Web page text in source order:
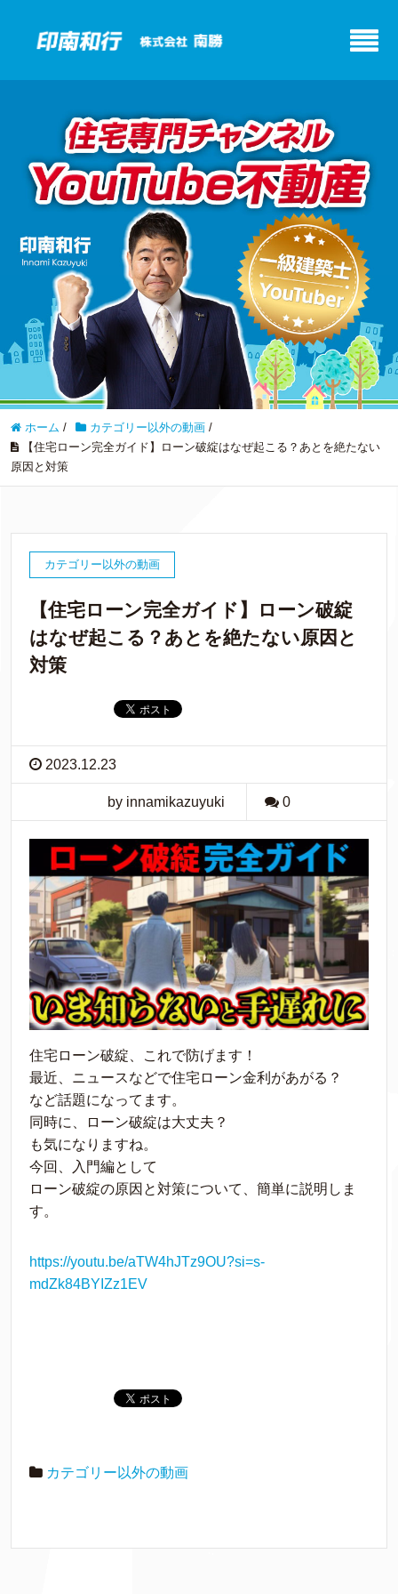
ホーム / カテゴリー以外の動画 /
【住宅ローン完全ガイド】ローン破綻はなぜ起こる？あとを絶たない
原因と対策
カテゴリー以外の動画
【住宅ローン完全ガイド】ローン破綻
はなぜ起こる？あとを絶たない原因と
対策
2023.12.23
by innamikazuyuki 0
住宅ローン破綻、これで防げます！
最近、ニュースなどで住宅ローン金利があがる？
など話題になってます。
同時に、ローン破綻は大丈夫？
も気になりますね。
今回、入門編として
ローン破綻の原因と対策について、簡単に説明しま
す。
https://youtu.be/aTW4hJTz9OU?si=s-
mdZk84BYIZz1EV
カテゴリー以外の動画